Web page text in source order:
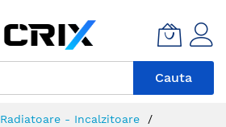
Cauta
Radiatoare - Incalzitoare